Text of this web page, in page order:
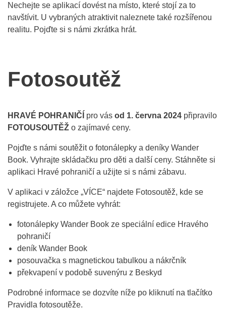
Nechejte se aplikací dovést na místo, které stojí za to
navštívit. U vybraných atraktivit naleznete také rozšířenou
realitu. Pojďte si s námi zkrátka hrát.
Fotosoutěž
HRAVÉ POHRANIČÍ pro vás od 1. června 2024 připravilo
FOTOUSOUTĚŽ o zajímavé ceny.
Pojďte s námi soutěžit o fotonálepky a deníky Wander
Book. Vyhrajte skládačku pro děti a další ceny. Stáhněte si
aplikaci Hravé pohraničí a užijte si s námi zábavu.
V aplikaci v záložce „VÍCE“ najdete Fotosoutěž, kde se
registrujete. A co můžete vyhrát:
fotonálepky Wander Book ze speciální edice Hravého
pohraničí
deník Wander Book
posouvačka s magnetickou tabulkou a nákrčník
překvapení v podobě suvenýru z Beskyd
Podrobné informace se dozvíte níže po kliknutí na tlačítko
Pravidla fotosoutěže.